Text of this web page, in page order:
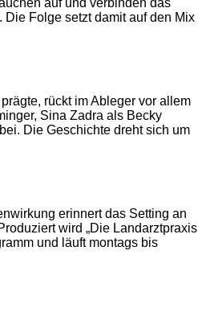
auf und verbinden das
Folge setzt damit auf den Mix
rückt im Ableger vor allem
Sina Zadra als Becky
Die Geschichte dreht sich um
erinnert das Setting an
wird „Die Landarztpraxis
und läuft montags bis